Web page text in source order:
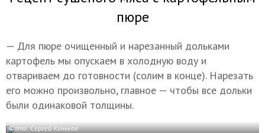
пюре
— Для пюре очищенный и нарезанный дольками
картофель мы опускаем в холодную воду и
отвариваем до готовности (солим в конце). Нарезать
его можно произвольно, главное — чтобы все дольки
были одинаковой толщины.
Фото: Сергей Коньков